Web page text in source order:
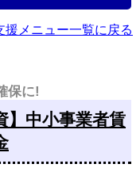
援メニュー一覧に戻る
保に!
】中小事業者賃